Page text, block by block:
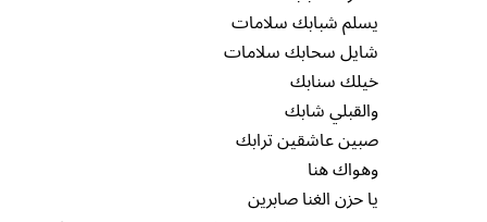
يسلم شبابك سلامات
شايل سحابك سلامات
خيلك سنابك
والقبلي شابك
صبين عاشقين ترابك
وهواك هنا
يا حزن الغنا صابرين